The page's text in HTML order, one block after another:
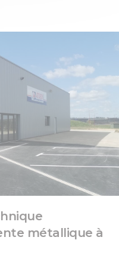
métallique à